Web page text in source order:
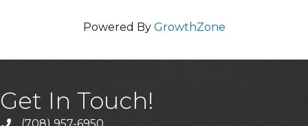
Powered By GrowthZone
Get In Touch!